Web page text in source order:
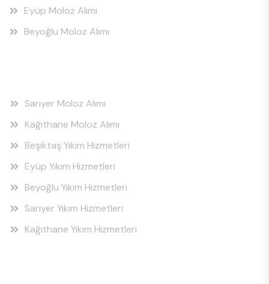
Eyüp Moloz Alımı
Beyoğlu Moloz Alımı
Sarıyer Moloz Alımı
Kağıthane Moloz Alımı
Beşiktaş Yıkım Hizmetleri
Eyüp Yıkım Hizmetleri
Beyoğlu Yıkım Hizmetleri
Sarıyer Yıkım Hizmetleri
Kağıthane Yıkım Hizmetleri